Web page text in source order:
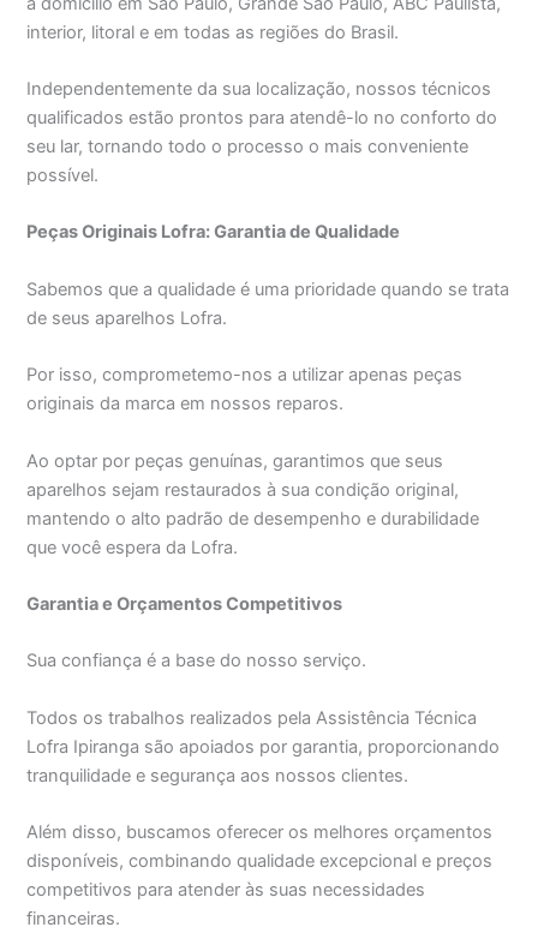
interior, litoral e em todas as regiões do Brasil.
Independentemente da sua localização, nossos técnicos
qualificados estão prontos para atendê-lo no conforto do
seu lar, tornando todo o processo o mais conveniente
possível.
Peças Originais Lofra: Garantia de Qualidade
Sabemos que a qualidade é uma prioridade quando se trata
de seus aparelhos Lofra.
Por isso, comprometemo-nos a utilizar apenas peças
originais da marca em nossos reparos.
Ao optar por peças genuínas, garantimos que seus
aparelhos sejam restaurados à sua condição original,
mantendo o alto padrão de desempenho e durabilidade
que você espera da Lofra.
Garantia e Orçamentos Competitivos
Sua confiança é a base do nosso serviço.
Todos os trabalhos realizados pela Assistência Técnica
Lofra Ipiranga são apoiados por garantia, proporcionando
tranquilidade e segurança aos nossos clientes.
Além disso, buscamos oferecer os melhores orçamentos
disponíveis, combinando qualidade excepcional e preços
competitivos para atender às suas necessidades
financeiras.